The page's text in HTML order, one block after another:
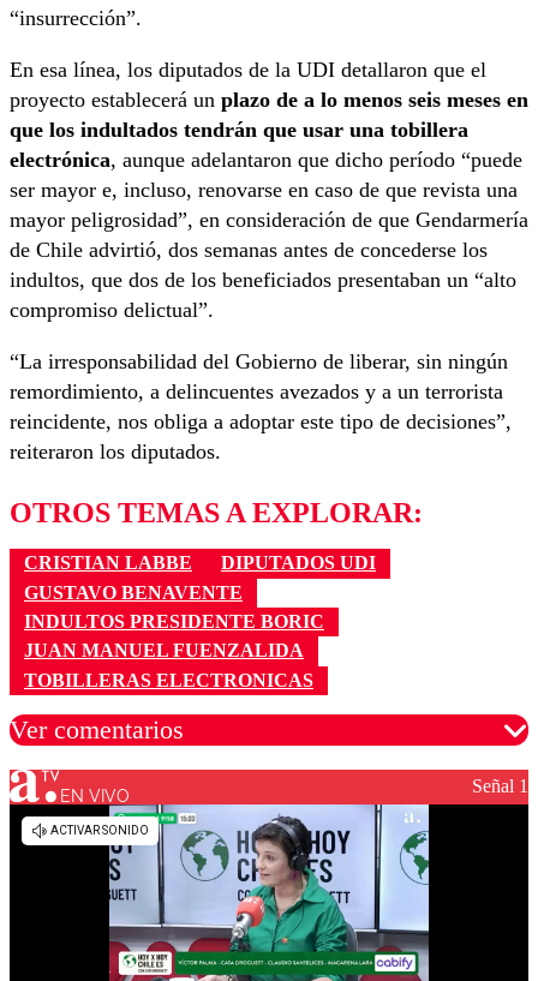
“insurrección”.
En esa línea, los diputados de la UDI detallaron que el
proyecto establecerá un plazo de a lo menos seis meses en
que los indultados tendrán que usar una tobillera
electrónica, aunque adelantaron que dicho período “puede
ser mayor e, incluso, renovarse en caso de que revista una
mayor peligrosidad”, en consideración de que Gendarmería
de Chile advirtió, dos semanas antes de concederse los
indultos, que dos de los beneficiados presentaban un “alto
compromiso delictual”.
“La irresponsabilidad del Gobierno de liberar, sin ningún
remordimiento, a delincuentes avezados y a un terrorista
reincidente, nos obliga a adoptar este tipo de decisiones”,
reiteraron los diputados.
OTROS TEMAS A EXPLORAR:
CRISTIAN LABBE
DIPUTADOS UDI
GUSTAVO BENAVENTE
INDULTOS PRESIDENTE BORIC
JUAN MANUEL FUENZALIDA
TOBILLERAS ELECTRONICAS
Ver comentarios
Los comentarios son moderados para garantizar un
diálogo respetuoso.
EN VIVO Señal 1